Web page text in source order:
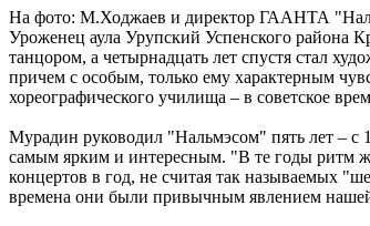
На фото: М.Ходжаев и директор ГААНТА
Уроженец аула Урупский Успенского района
танцором, а четырнадцать лет спустя стал
причем с особым, только ему характерным
хореографического училища – в советское
Мурадин руководил "Нальмэсом" пять лет – с
самым ярким и интересным. "В те годы ритм
концертов в год, не считая так называемых
времена они были привычным явлением